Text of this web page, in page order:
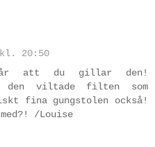
20:50
att du gillar den!
den viltade filten som
fina gungstolen också!
/Louise